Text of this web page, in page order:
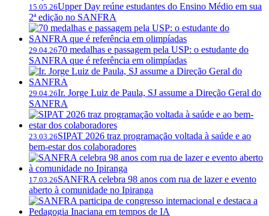
15.05.26Upper Day reúne estudantes do Ensino Médio em sua
2ª edição no SANFRA
29.04.2670 medalhas e passagem pela USP: o estudante do
SANFRA que é referência em olimpíadas
29.04.26Ir. Jorge Luiz de Paula, SJ assume a Direção Geral do
SANFRA
23.03.26SIPAT 2026 traz programação voltada à saúde e ao
bem-estar dos colaboradores
17.03.26SANFRA celebra 98 anos com rua de lazer e evento
aberto à comunidade no Ipiranga